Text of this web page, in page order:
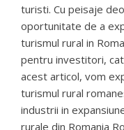
turisti. Cu peisaje
oportunitate de a
turismul rural in
pentru investitori,
acest articol, vom
turismul rural
industrii in
rurale din Romania